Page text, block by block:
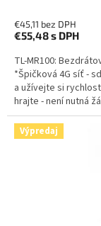
€45,11 bez DPH
€55,48s DPH
TL-MR100:
*Špičková 4G síť -
a užívejte si
hrajte - není nutná
Výpredaj